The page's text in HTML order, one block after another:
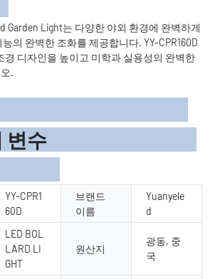
Garden Light는 다양한 야외 환경에 완벽하게
의 완벽한 조화를 제공합니다. YY-CPR160D
경 디자인을 높이고 미학과 실용성의 완벽한
.
변수
YY-CPR1
60D
브랜드
이름
Yuanyele
d
LED BOL
LARD LI
GHT
원산지
광동, 중
국